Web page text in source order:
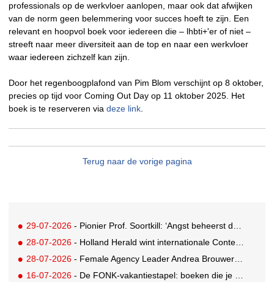
professionals op de werkvloer aanlopen, maar ook dat afwijken
van de norm geen belemmering voor succes hoeft te zijn. Een
relevant en hoopvol boek voor iedereen die – lhbti+'er of niet –
streeft naar meer diversiteit aan de top en naar een werkvloer
waar iedereen zichzelf kan zijn.
Door het regenboogplafond van Pim Blom verschijnt op 8 oktober,
precies op tijd voor Coming Out Day op 11 oktober 2025. Het
boek is te reserveren via deze link
Terug naar de vorige pagina
29-07-2026 - Pionier Prof. Soortkill: ‘Angst beheerst de mens helaas te veel’
28-07-2026 - Holland Herald wint internationale Content Marketing Award
28-07-2026 - Female Agency Leader Andrea Brouwers: Impactmaker met oog voor de toekomst
16-07-2026 - De FONK-vakantiestapel: boeken die je deze zomer niet mag overslaan